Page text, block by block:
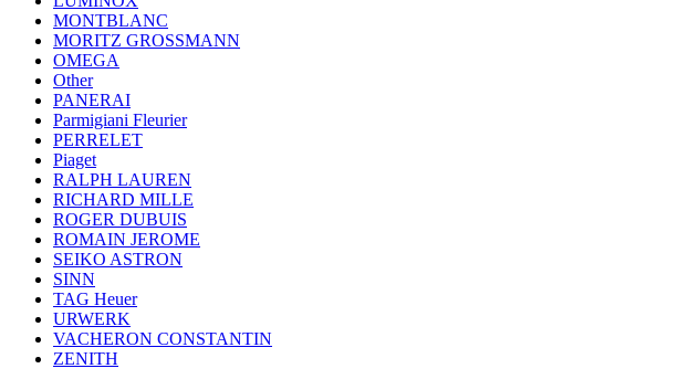
MONTBLANC
MORITZ GROSSMANN
OMEGA
Other
PANERAI
Parmigiani Fleurier
PERRELET
Piaget
RALPH LAUREN
RICHARD MILLE
ROGER DUBUIS
ROMAIN JEROME
SEIKO ASTRON
SINN
TAG Heuer
URWERK
VACHERON CONSTANTIN
ZENITH